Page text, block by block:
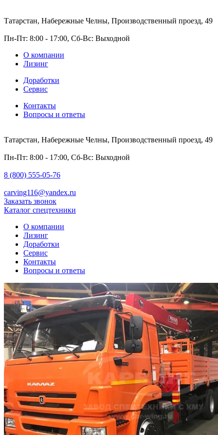
Татарстан, Набережные Челны, Производственный проезд, 49
Пн-Пт: 8:00 - 17:00, Сб-Вс: Выходной
О компании
Лизинг
Доработки
Сервис
Контакты
Вопросы и ответы
Татарстан, Набережные Челны, Производственный проезд, 49
Пн-Пт: 8:00 - 17:00, Сб-Вс: Выходной
8 (800) 555-05-76
carving116@yandex.ru
Заказать звонок
Каталог спецтехники
О компании
Лизинг
Доработки
Сервис
Контакты
Вопросы и ответы